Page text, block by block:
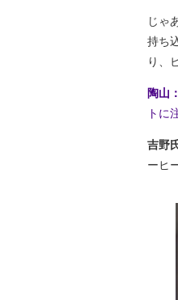
じゃ
持ち
り、
陶山：
トに
吉野
ーヒ